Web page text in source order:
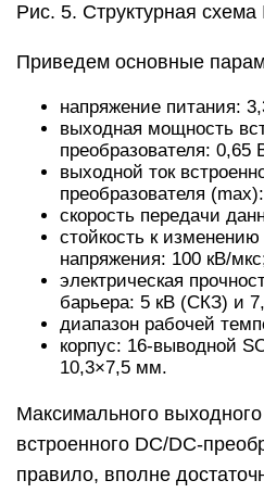
Рис. 5. Структурная схема
Приведем основные
напряжение питания:
выходная мощность
преобразователя: 0,65
выходной ток
преобразователя
скорость передачи
стойкость к
напряжения: 100 кВ/
электрическая
барьера: 5 кВ (СКЗ) и
диапазон рабочей
корпус: 16‑выводной
10,3×7,5 мм.
Максимального
встроенного DC/DC-
правило, вполне